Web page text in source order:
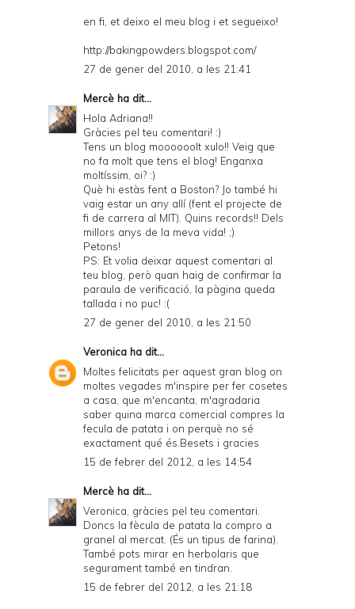
en fi, et deixo el meu blog i et segueixo!
http://bakingpowders.blogspot.com/
27 de gener del 2010, a les 21:41
Mercè ha dit...
Hola Adriana!!
Gràcies pel teu comentari! :)
Tens un blog moooooolt xulo!! Veig que
no fa molt que tens el blog! Enganxa
moltíssim, oi? :)
Què hi estàs fent a Boston? Jo també hi
vaig estar un any allí (fent el projecte de
fi de carrera al MIT). Quins records!! Dels
millors anys de la meva vida! ;)
Petons!
PS: Et volia deixar aquest comentari al
teu blog, però quan haig de confirmar la
paraula de verificació, la pàgina queda
tallada i no puc! :(
27 de gener del 2010, a les 21:50
Veronica ha dit...
Moltes felicitats per aquest gran blog on
moltes vegades m'inspire per fer cosetes
a casa, que m'encanta, m'agradaria
saber quina marca comercial compres la
fecula de patata i on perquè no sé
exactament qué és.Besets i gracies
15 de febrer del 2012, a les 14:54
Mercè ha dit...
Veronica, gràcies pel teu comentari.
Doncs la fècula de patata la compro a
granel al mercat. (És un tipus de farina).
També pots mirar en herbolaris que
segurament també en tindran.
15 de febrer del 2012, a les 21:18